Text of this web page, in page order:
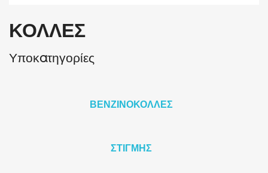
ΚΟΛΛΕΣ
Υποκατηγορίες
ΒΕΝΖΙΝΟΚΟΛΛΕΣ
ΣΤΙΓΜΗΣ